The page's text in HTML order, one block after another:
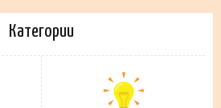
Категории